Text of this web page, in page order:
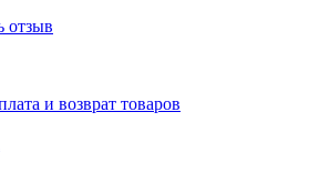
отзыв
и возврат товаров